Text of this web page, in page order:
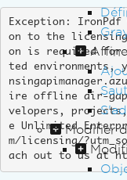
Modifier
Exception:
on to the
on is required for
ted
ire offline air-
velopers,
e Unlimited
m/licensing/
ach out to us at